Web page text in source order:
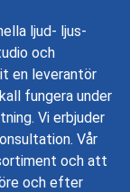
ljud- ljus-
och
en leverantör
fungera under
Vi erbjuder
Vår
och att
och efter